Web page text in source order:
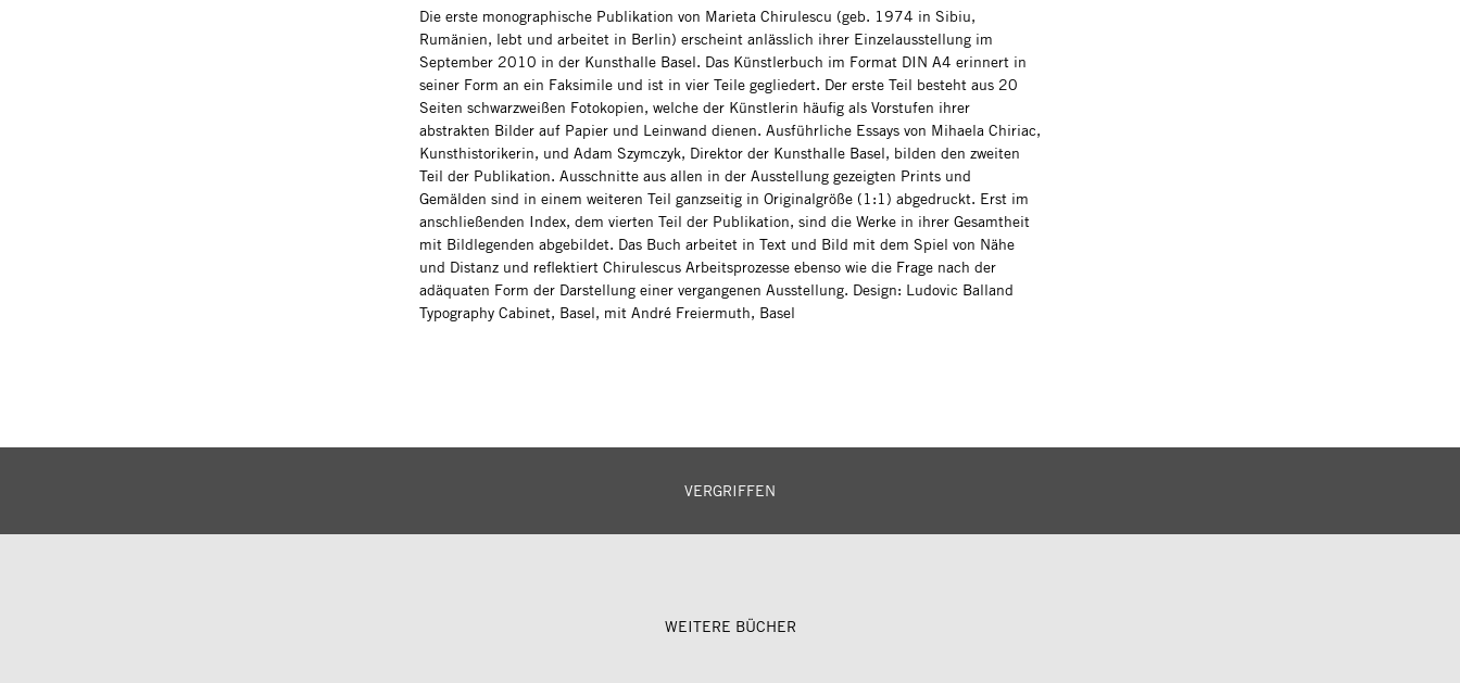
Die erste monographische Publikation von Marieta Chirulescu (geb. 1974 in Sibiu,
Rumänien, lebt und arbeitet in Berlin) erscheint anlässlich ihrer Einzelausstellung im
September 2010 in der Kunsthalle Basel. Das Künstlerbuch im Format DIN A4 erinnert in
seiner Form an ein Faksimile und ist in vier Teile gegliedert. Der erste Teil besteht aus 20
Seiten schwarzweißen Fotokopien, welche der Künstlerin häufig als Vorstufen ihrer
abstrakten Bilder auf Papier und Leinwand dienen. Ausführliche Essays von Mihaela Chiriac,
Kunsthistorikerin, und Adam Szymczyk, Direktor der Kunsthalle Basel, bilden den zweiten
Teil der Publikation. Ausschnitte aus allen in der Ausstellung gezeigten Prints und
Gemälden sind in einem weiteren Teil ganzseitig in Originalgröße (1:1) abgedruckt. Erst im
anschließenden Index, dem vierten Teil der Publikation, sind die Werke in ihrer Gesamtheit
mit Bildlegenden abgebildet. Das Buch arbeitet in Text und Bild mit dem Spiel von Nähe
und Distanz und reflektiert Chirulescus Arbeitsprozesse ebenso wie die Frage nach der
adäquaten Form der Darstellung einer vergangenen Ausstellung. Design: Ludovic Balland
Typography Cabinet, Basel, mit André Freiermuth, Basel
VERGRIFFEN
WEITERE BÜCHER